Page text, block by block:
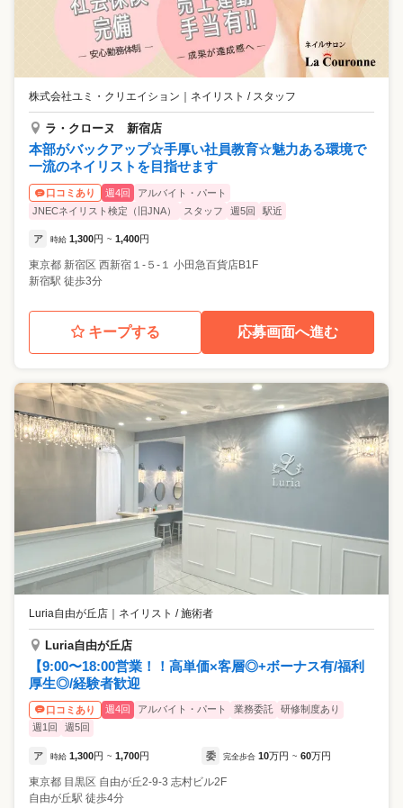
株式会社ユミ・クリエイション ネイリスト / スタッフ
ラ・クローヌ 新宿店
本部がバックアップ☆手厚い社員教育☆魅力ある環境で
一流のネイリストを目指せます
口コミあり 週4回
アルバイト・パート
JNECネイリスト検定（旧JNA）
スタッフ 週5回 駅近
ア 時給 1,300円 ~ 1,400円
東京都 新宿区 西新宿１-５-１ 小田急百貨店B1F
新宿駅 徒歩3分
キープする 応募画面へ進む
Luria自由が丘店 ｜ ネイリスト / 施術者
Luria自由が丘店
【9:00〜18:00営業！！高単価×客層◎+ボーナス有/福利
厚生◎/経験者歓迎
口コミあり 週4回 アルバイト・パート 業務委託
研修制度あり
週1回
週5回
ア 時給 1,300円 ~ 1,700円 委 完全歩合 10万円 ~ 60万円
東京都 目黒区 自由が丘2-9-3 志村ビル2F
自由が丘駅 徒歩4分